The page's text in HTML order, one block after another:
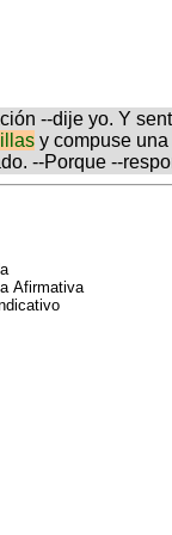
--dije yo. Y
y compuse
--Porque --
Afirmativa